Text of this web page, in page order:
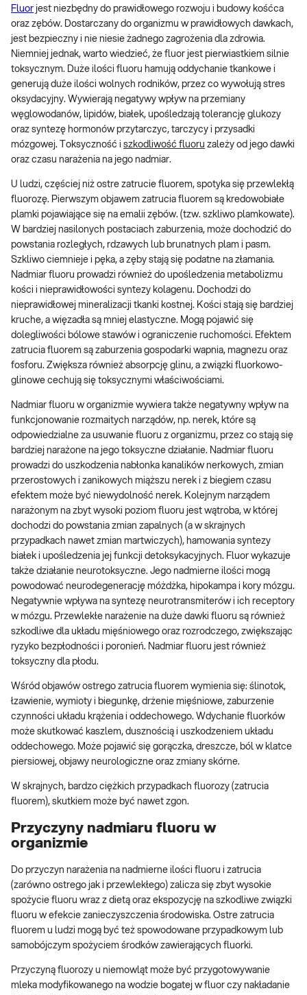
Fluor jest niezbędny do prawidłowego rozwoju i budowy kośćca
oraz zębów. Dostarczany do organizmu w prawidłowych dawkach,
jest bezpieczny i nie niesie żadnego zagrożenia dla zdrowia.
Niemniej jednak, warto wiedzieć, że fluor jest pierwiastkiem silnie
toksycznym. Duże ilości fluoru hamują oddychanie tkankowe i
generują duże ilości wolnych rodników, przez co wywołują stres
oksydacyjny. Wywierają negatywy wpływ na przemiany
węglowodanów, lipidów, białek, upośledzają tolerancję glukozy
oraz syntezę hormonów przytarczyc, tarczycy i przysadki
mózgowej. Toksyczność i szkodliwość fluoru zależy od jego dawki
oraz czasu narażenia na jego nadmiar.
U ludzi, częściej niż ostre zatrucie fluorem, spotyka się przewlekłą
fluorozę. Pierwszym objawem zatrucia fluorem są kredowobiałe
plamki pojawiające się na emalii zębów. (tzw. szkliwo plamkowate).
W bardziej nasilonych postaciach zaburzenia, może dochodzić do
powstania rozległych, rdzawych lub brunatnych plam i pasm.
Szkliwo ciemnieje i pęka, a zęby stają się podatne na złamania.
Nadmiar fluoru prowadzi również do upośledzenia metabolizmu
kości i nieprawidłowości syntezy kolagenu. Dochodzi do
nieprawidłowej mineralizacji tkanki kostnej. Kości stają się bardziej
kruche, a więzadła są mniej elastyczne. Mogą pojawić się
dolegliwości bólowe stawów i ograniczenie ruchomości. Efektem
zatrucia fluorem są zaburzenia gospodarki wapnia, magnezu oraz
fosforu. Zwiększa również absorpcję glinu, a związki fluorkowo-
glinowe cechują się toksycznymi właściwościami.
Nadmiar fluoru w organizmie wywiera także negatywny wpływ na
funkcjonowanie rozmaitych narządów, np. nerek, które są
odpowiedzialne za usuwanie fluoru z organizmu, przez co stają się
bardziej narażone na jego toksyczne działanie. Nadmiar fluoru
prowadzi do uszkodzenia nabłonka kanalików nerkowych, zmian
przerostowych i zanikowych miąższu nerek i z biegiem czasu
efektem może być niewydolność nerek. Kolejnym narządem
narażonym na zbyt wysoki poziom fluoru jest wątroba, w której
dochodzi do powstania zmian zapalnych (a w skrajnych
przypadkach nawet zmian martwiczych), hamowania syntezy
białek i upośledzenia jej funkcji detoksykacyjnych. Fluor wykazuje
także działanie neurotoksyczne. Jego nadmierne ilości mogą
powodować neurodegenerację móżdżka, hipokampa i kory mózgu.
Negatywnie wpływa na syntezę neurotransmiterów i ich receptory
w mózgu. Przewlekłe narażenie na duże dawki fluoru są również
szkodliwe dla układu mięśniowego oraz rozrodczego, zwiększając
ryzyko bezpłodności i poronień. Nadmiar fluoru jest również
toksyczny dla płodu.
Wśród objawów ostrego zatrucia fluorem wymienia się: ślinotok,
łzawienie, wymioty i biegunkę, drżenie mięśniowe, zaburzenie
czynności układu krążenia i oddechowego. Wdychanie fluorków
może skutkować kaszlem, dusznością i uszkodzeniem układu
oddechowego. Może pojawić się gorączka, dreszcze, ból w klatce
piersiowej, objawy neurologiczne oraz zmiany skórne.
W skrajnych, bardzo ciężkich przypadkach fluorozy (zatrucia
fluorem), skutkiem może być nawet zgon.
Przyczyny nadmiaru fluoru w
organizmie
Do przyczyn narażenia na nadmierne ilości fluoru i zatrucia
(zarówno ostrego jak i przewlekłego) zalicza się zbyt wysokie
spożycie fluoru wraz z dietą oraz ekspozycję na szkodliwe związki
fluoru w efekcie zanieczyszczenia środowiska. Ostre zatrucia
fluorem u ludzi mogą być też spowodowane przypadkowym lub
samobójczym spożyciem środków zawierających fluorki.
Przyczyną fluorozy u niemowląt może być przygotowywanie
mleka modyfikowanego na wodzie bogatej w fluor czy nakładanie